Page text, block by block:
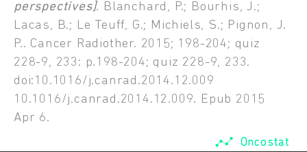
perspectives]. Blanchard, P.; Bourhis, J.;
Lacas, B.; Le Teuff, G.; Michiels, S.; Pignon, J.
P.. Cancer Radiother. 2015; 198-204; quiz
228-9, 233: p.198-204; quiz 228-9, 233.
doi:10.1016/j.canrad.2014.12.009
10.1016/j.canrad.2014.12.009. Epub 2015
Apr 6.
Oncostat